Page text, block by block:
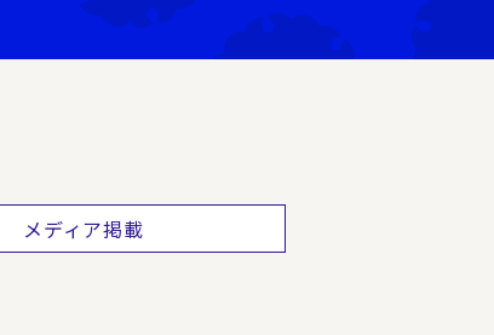
ヒューマンリソースマネジメント
ビジネスプロセスアウトソーシング
＆Aへの旅
グローバルネットワーク
パートナーシップ
メディア掲載